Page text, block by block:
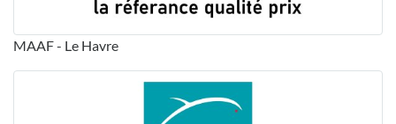
MAAF - Le Havre